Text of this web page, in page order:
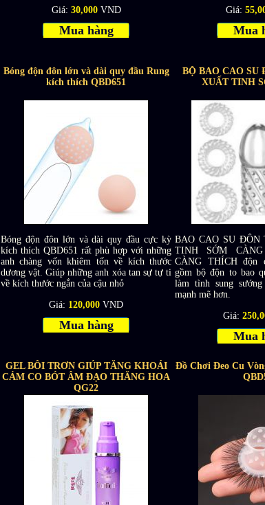
Giá: 30,000 VND
Mua hàng
Giá:
Mua
Bóng độn đôn lớn và dài quy đầu Rung
kích thích QBD651
Bóng độn đôn lớn và dài quy đầu cực kỳ
kích thích QBD651 rất phù hợp với những
anh chàng vốn khiêm tốn về kích thước
dương vật. Giúp những anh xóa tan sự tự ti
về kích thước ngắn của cậu nhỏ
Giá: 120,000 VND
Mua hàng
BỘ BAO CAO SU
XUẤT TINH
BAO CAO SU ĐÔN
TINH SỚM
CÀNG THÍCH độn
gồm bộ độn to bao
làm tình sung
mạnh mẽ hơn.
Giá:
Mua
GEL BÔI TRƠN GIÚP TĂNG KHOÁI
CẢM CO BÓT ÂM ĐẠO THĂNG HOA
QG22
Đồ Chơi Đeo Cu